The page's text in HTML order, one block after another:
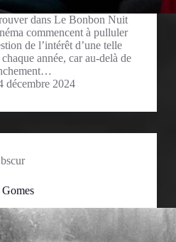
dans Le Bonbon Nuit
commencent à pulluler
de l’intérêt d’une telle
année, car au-delà de
décembre 2024